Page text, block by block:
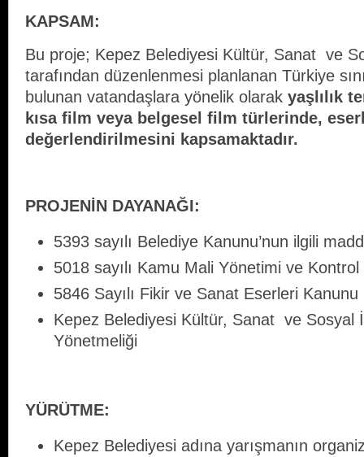
KAPSAM:
Bu proje; Kepez Belediyesi Kültür, Sanat ve
tarafından düzenlenmesi planlanan Türkiye
bulunan vatandaşlara yönelik olarak yaşlılık
kısa film veya belgesel film türlerinde,
değerlendirilmesini kapsamaktadır.
PROJENİN DAYANAĞI:
5393 sayılı Belediye Kanunu’nun ilgili
5018 sayılı Kamu Mali Yönetimi ve
5846 Sayılı Fikir ve Sanat Eserleri
Kepez Belediyesi Kültür, Sanat ve Sosyal
Yönetmeliği
YÜRÜTMЕ:
Kepez Belediyesi adına yarışmanın